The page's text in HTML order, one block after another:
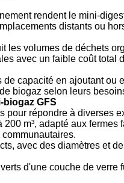
rendent le mini-
distants ou
les volumes de déchets
avec un faible coût total
capacité en ajoutant ou
biogaz selon leurs
GFS
pour répondre à diverses
200 m³, adapté aux
avec des diamètres et
d'une couche de verre